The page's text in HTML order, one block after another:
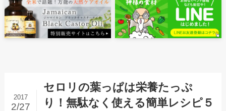
セロリの葉っぱは栄養たっぷ
り！無駄なく使える簡単レシピ５
2017
2/27